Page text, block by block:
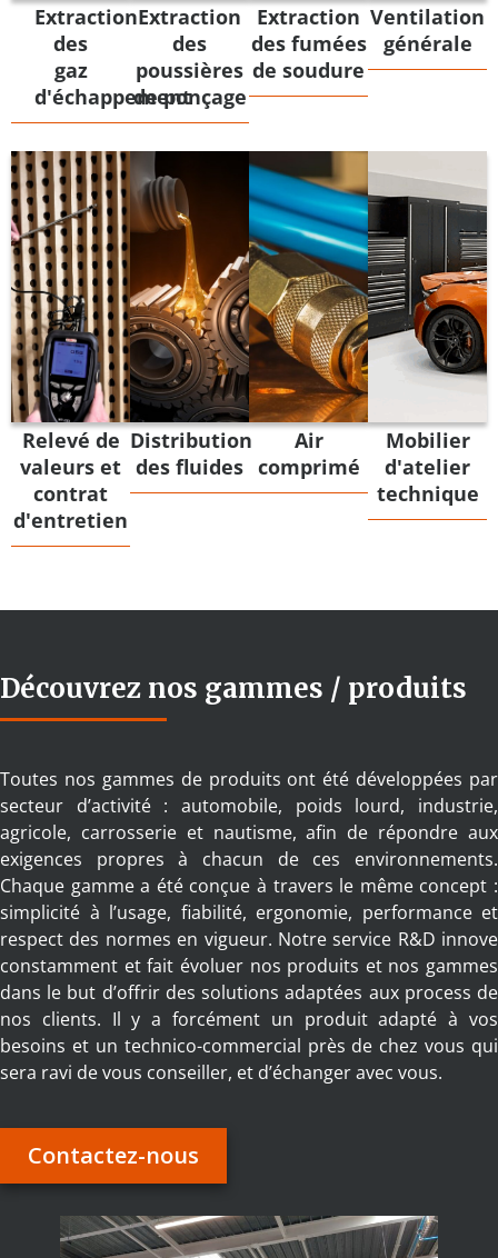
Extraction
des
gaz
d'échappement
Extraction
des
poussières
de ponçage
Extraction
des fumées
de soudure
Ventilation
générale
Relevé de
valeurs et
contrat
d'entretien
Distribution
des fluides​
Air
comprimé
Mobilier
d'atelier
technique
Découvrez nos gammes / produits
Toutes nos gammes de produits ont été développées par
secteur d’activité : automobile, poids lourd, industrie,
agricole, carrosserie et nautisme, afin de répondre aux
exigences propres à chacun de ces environnements.
Chaque gamme a été conçue à travers le même concept :
simplicité à l’usage, fiabilité, ergonomie, performance et
respect des normes en vigueur. Notre service R&D innove
constamment et fait évoluer nos produits et nos gammes
dans le but d’offrir des solutions adaptées aux process de
nos clients. Il y a forcément un produit adapté à vos
besoins et un technico-commercial près de chez vous qui
sera ravi de vous conseiller, et d’échanger avec vous.
Contactez-nous